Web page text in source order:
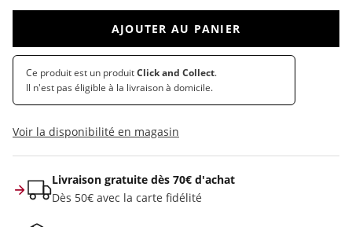
AJOUTER AU PANIER
Ce produit est un produitClick and Collect.
Il n'est pas éligible à la livraison à domicile.
Voir la disponibilité en magasin
Livraison gratuite dès 70€ d'achat
Dès 50€ avec la carte fidélité